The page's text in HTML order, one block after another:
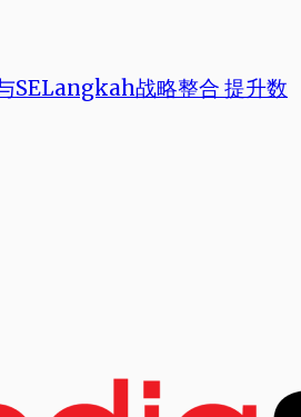
SELangkah战略整合 提升数